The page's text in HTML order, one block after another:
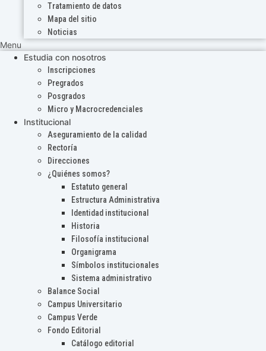
Tratamiento de datos
Mapa del sitio
Noticias
Menu
Estudia con nosotros
Inscripciones
Pregrados
Posgrados
Micro y Macrocredenciales
Institucional
Aseguramiento de la calidad
Rectoría
Direcciones
¿Quiénes somos?
Estatuto general
Estructura Administrativa
Identidad institucional
Historia
Filosofía institucional
Organigrama
Símbolos institucionales
Sistema administrativo
Balance Social
Campus Universitario
Campus Verde
Fondo Editorial
Catálogo editorial